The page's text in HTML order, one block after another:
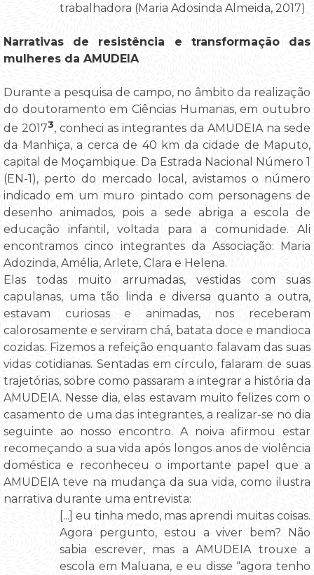
trabalhadora (Maria Adosinda Almeida, 2017)
Narrativas de resistência e transformação das
mulheres da AMUDEIA
Durante a pesquisa de campo, no âmbito da realização
do doutoramento em Ciências Humanas, em outubro
de 20173, conheci as integrantes da AMUDEIA na sede
da Manhiça, a cerca de 40 km da cidade de Maputo,
capital de Moçambique. Da Estrada Nacional Número 1
(EN-1), perto do mercado local, avistamos o número
indicado em um muro pintado com personagens de
desenho animados, pois a sede abriga a escola de
educação infantil, voltada para a comunidade. Ali
encontramos cinco integrantes da Associação: Maria
Adozinda, Amélia, Arlete, Clara e Helena.
Elas todas muito arrumadas, vestidas com suas
capulanas, uma tão linda e diversa quanto a outra,
estavam curiosas e animadas, nos receberam
calorosamente e serviram chá, batata doce e mandioca
cozidas. Fizemos a refeição enquanto falavam das suas
vidas cotidianas. Sentadas em círculo, falaram de suas
trajetórias, sobre como passaram a integrar a história da
AMUDEIA. Nesse dia, elas estavam muito felizes com o
casamento de uma das integrantes, a realizar-se no dia
seguinte ao nosso encontro. A noiva afirmou estar
recomeçando a sua vida após longos anos de violência
doméstica e reconheceu o importante papel que a
AMUDEIA teve na mudança da sua vida, como ilustra
narrativa durante uma entrevista:
[...] eu tinha medo, mas aprendi muitas coisas.
Agora pergunto, estou a viver bem? Não
sabia escrever, mas a AMUDEIA trouxe a
escola em Maluana, e eu disse “agora tenho